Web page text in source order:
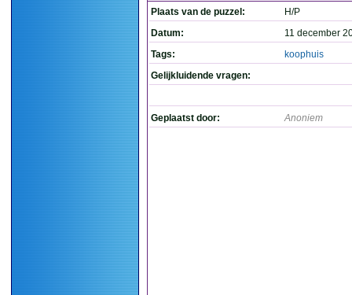
Plaats van de puzzel:
H/P
Datum:
11 december
Tags:
koophuis
Gelijkluidende vragen:
Geplaatst door: Anoniem